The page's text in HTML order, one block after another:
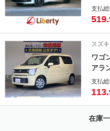
ン
ドア
イト
ート
支払
スズキ
ワ
アラ
突被
スマ
ＣＤ
支払
在庫